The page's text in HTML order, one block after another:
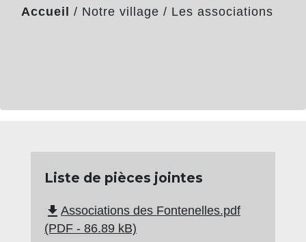
Accueil / Notre village / Les associations
Liste de pièces jointes
file_download Associations des Fontenelles.pdf
(PDF - 86.89 kB)